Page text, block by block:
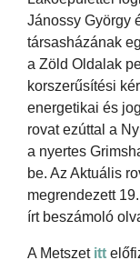
Jánossy György
társasházának
a Zöld Oldalak
korszerűsítési
energetikai és
rovat ezúttal a
a nyertes
be. Az Aktuális
megrendezett
írt beszámoló
A Metszet itt